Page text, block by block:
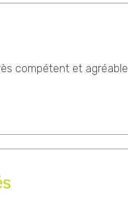
compétent et agréable.